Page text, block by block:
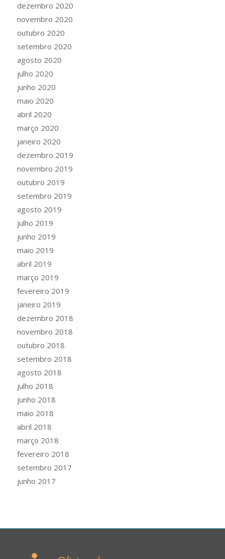
dezembro 2020
novembro 2020
outubro 2020
setembro 2020
agosto 2020
julho 2020
junho 2020
maio 2020
abril 2020
março 2020
janeiro 2020
dezembro 2019
novembro 2019
outubro 2019
setembro 2019
agosto 2019
julho 2019
junho 2019
maio 2019
abril 2019
março 2019
fevereiro 2019
janeiro 2019
dezembro 2018
novembro 2018
outubro 2018
setembro 2018
agosto 2018
julho 2018
junho 2018
maio 2018
abril 2018
março 2018
fevereiro 2018
setembro 2017
junho 2017